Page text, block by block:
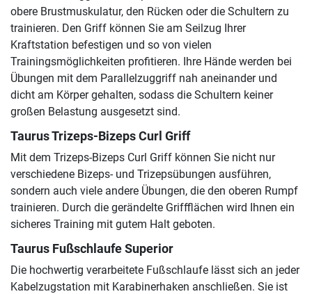
obere Brustmuskulatur, den Rücken oder die Schultern zu
trainieren. Den Griff können Sie am Seilzug Ihrer
Kraftstation befestigen und so von vielen
Trainingsmöglichkeiten profitieren. Ihre Hände werden bei
Übungen mit dem Parallelzuggriff nah aneinander und
dicht am Körper gehalten, sodass die Schultern keiner
großen Belastung ausgesetzt sind.
Taurus Trizeps-Bizeps Curl Griff
Mit dem Trizeps-Bizeps Curl Griff können Sie nicht nur
verschiedene Bizeps- und Trizepsübungen ausführen,
sondern auch viele andere Übungen, die den oberen Rumpf
trainieren. Durch die gerändelte Griffflächen wird Ihnen ein
sicheres Training mit gutem Halt geboten.
Taurus Fußschlaufe Superior
Die hochwertig verarbeitete Fußschlaufe lässt sich an jeder
Kabelzugstation mit Karabinerhaken anschließen. Sie ist